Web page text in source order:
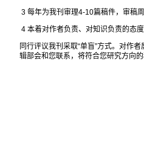
3 每年为我刊审理4-10篇稿件，审稿周
4 本着对作者负责、对知识负责的态
同行评议我刊采取“单盲”方式。对作
辑部会和您联系，将符合您研究方向